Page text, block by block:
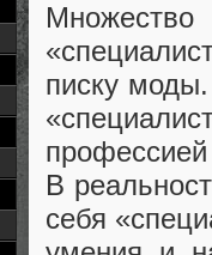
писку
В
себя